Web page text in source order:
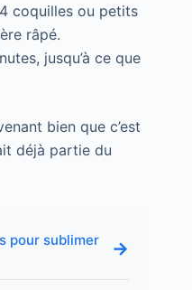
coquilles ou petits
râpé.
jusqu’à ce que
bien que c’est
déjà partie du
pour sublimer
→